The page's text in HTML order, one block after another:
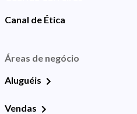
Canal de Ética
Áreas de negócio
Aluguéis
Vendas